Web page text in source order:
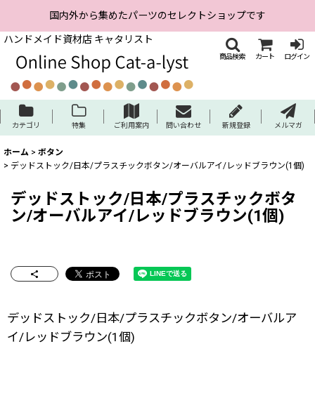
国内外から集めたパーツのセレクトショップです
ハンドメイド資材店 キャタリスト
商品検索 カート ログイン
カテゴリ 特集 ご利用案内 問い合わせ 新規登録 メルマガ
ホーム > ボタン
> デッドストック/日本/プラスチックボタン/オーバルアイ/レッドブラウン(1個)
デッドストック/日本/プラスチックボタ
ン/オーバルアイ/レッドブラウン(1個)
デッドストック/日本/プラスチックボタン/オーバルア
イ/レッドブラウン(1個)